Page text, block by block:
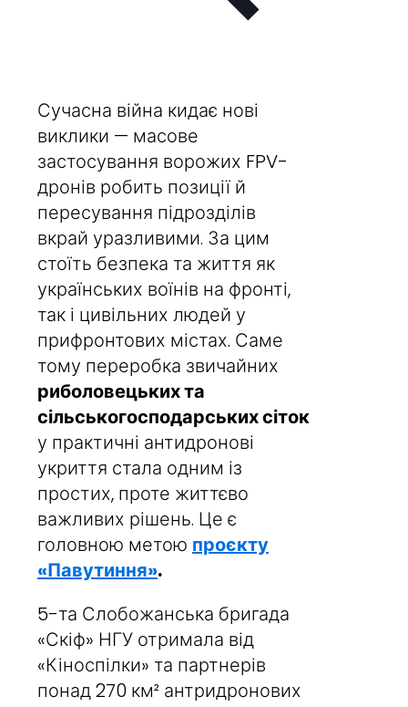
Сучасна війна кидає нові
виклики — масове
застосування ворожих FPV-
дронів робить позиції й
пересування підрозділів
вкрай уразливими. За цим
стоїть безпека та життя як
українських воїнів на фронті,
так і цивільних людей у
прифронтових містах. Саме
тому переробка звичайних
риболовецьких та
сільськогосподарських сіток
у практичні антидронові
укриття стала одним із
простих, проте життєво
важливих рішень. Це є
головною метою проєкту
«Павутиння».
5-та Слобожанська бригада
«Скіф» НГУ отримала від
«Кіноспілки» та партнерів
понад 270 км² антридронових